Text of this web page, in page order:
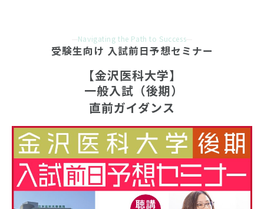
Navigating the Path to Success
受験生向け 入試前日予想セミナー
【金沢医科大学】
一般入試（後期）
直前ガイダンス